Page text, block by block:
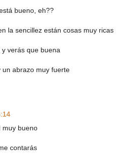
bueno, eh??
la sencillez están cosas muy ricas
verás que buena
un abrazo muy fuerte
muy bueno
contarás